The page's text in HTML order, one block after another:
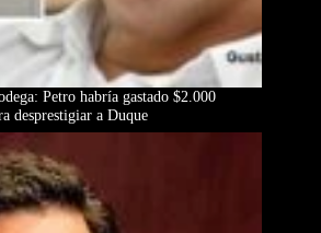
Petro habría gastado $2.000
desprestigiar a Duque